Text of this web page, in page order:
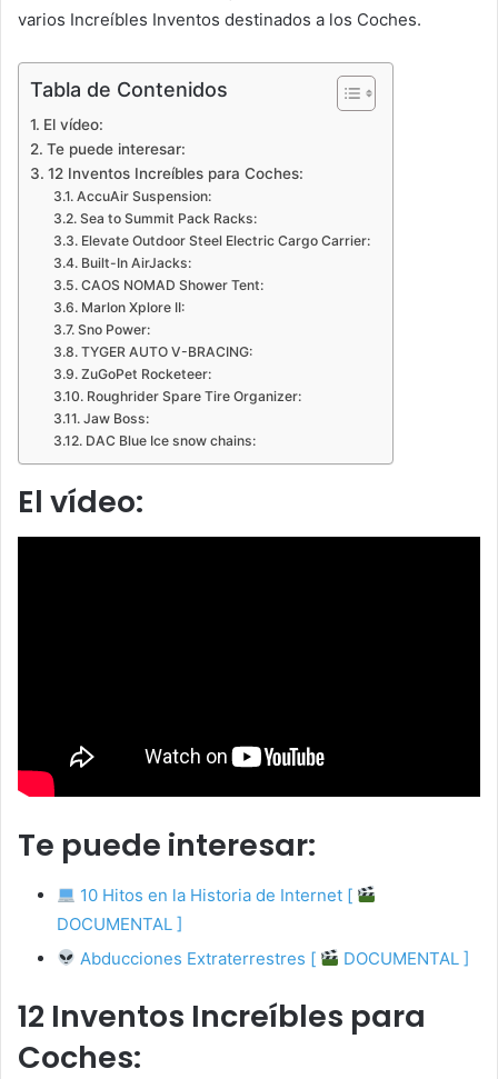
varios Increíbles Inventos destinados a los Coches.
Tabla de Contenidos
El vídeo:
Te puede interesar:
12 Inventos Increíbles para Coches:
AccuAir Suspension:
Sea to Summit Pack Racks:
Elevate Outdoor Steel Electric Cargo Carrier:
Built-In AirJacks:
CAOS NOMAD Shower Tent:
Marlon Xplore II:
Sno Power:
TYGER AUTO V-BRACING:
ZuGoPet Rocketeer:
Roughrider Spare Tire Organizer:
Jaw Boss:
DAC Blue Ice snow chains:
El vídeo:
Te puede interesar:
10 Hitos en la Historia de Internet [
DOCUMENTAL ]
Abducciones Extraterrestres [
DOCUMENTAL ]
12 Inventos Increíbles para
Coches: